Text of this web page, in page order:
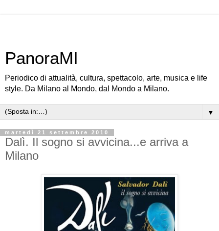
PanoraMI
Periodico di attualità, cultura, spettacolo, arte, musica e life
style. Da Milano al Mondo, dal Mondo a Milano.
▼
martedì 21 settembre 2010
Dalì. Il sogno si avvicina...e arriva a
Milano